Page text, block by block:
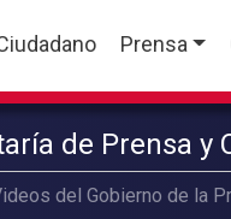
Prensa
de Prensa y
del Gobierno de la